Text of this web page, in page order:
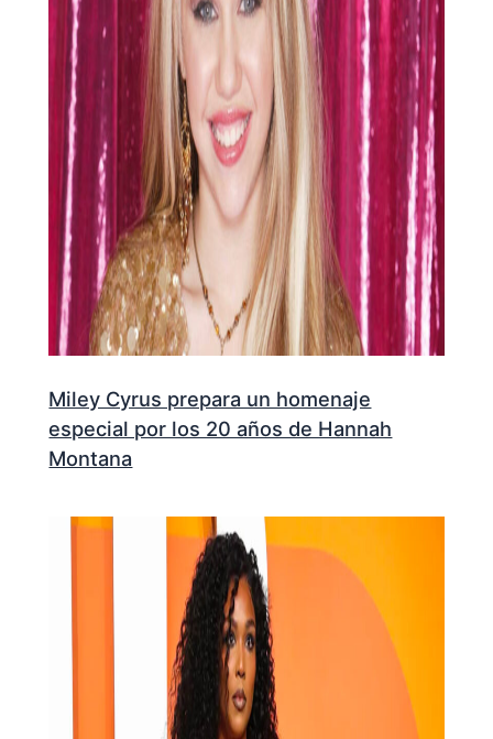
Miley Cyrus prepara un homenaje
especial por los 20 años de Hannah
Montana